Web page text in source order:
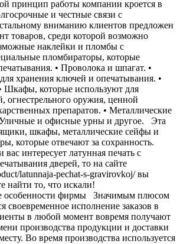
принцип работы компании кроется в
и честные связи с
вниманию клиентов предложен
товаров, среди которой возможно
наклейки и пломбы с
пломбираторы, которые
• Проволока и шпагат. •
хранения ключей и опечатывания. •
которые используют для
огнестрельного оружия, ценной
препаратов. • Металлические
и офисные урны и другое. Эта
шкафы, металлические сейфы и
которые отвечают за сохранность.
интересует латунная печать с
дверей, то на сайте
latunnaja-pechat-s-gravirovkoj/ вы
найти то, что искали!
особенности фирмы Значимым плюсом
своевременное исполнение заказов в
в любой момент вовремя получают
производства продукции и доставки
Во время производства используется